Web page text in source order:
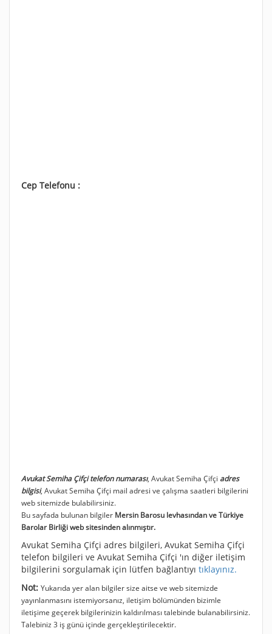
Cep Telefonu :
Avukat Semiha Çifçi telefon numarası, Avukat Semiha Çifçi adres
bilgisi, Avukat Semiha Çifçi mail adresi ve çalışma saatleri bilgilerini
web sitemizde bulabilirsiniz.
Bu sayfada bulunan bilgiler Mersin Barosu levhasından ve Türkiye
Barolar Birliği web sitesinden alınmıştır.
Avukat Semiha Çifçi adres bilgileri, Avukat Semiha Çifçi
telefon bilgileri ve Avukat Semiha Çifçi 'ın diğer iletişim
bilgilerini sorgulamak için lütfen bağlantıyı tıklayınız.
Not: Yukarıda yer alan bilgiler size aitse ve web sitemizde
yayınlanmasını istemiyorsanız, iletişim bölümünden bizimle
iletişime geçerek bilgilerinizin kaldırılması talebinde bulanabilirsiniz.
Talebiniz 3 iş günü içinde gerçekleştirilecektir.